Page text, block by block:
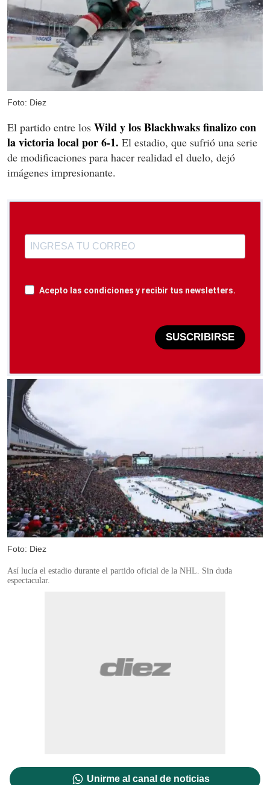
Foto: Diez
El partido entre los Wild y los Blackhwaks finalizo con
la victoria local por 6-1. El estadio, que sufrió una serie
de modificaciones para hacer realidad el duelo, dejó
imágenes impresionante.
Acepto las condiciones y recibir tus newsletters.
SUSCRIBIRSE
Foto: Diez
Así lucía el estadio durante el partido oficial de la NHL. Sin duda
espectacular.
Unirme al canal de noticias